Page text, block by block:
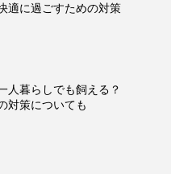
適に過ごすための対策
人暮らしでも飼える？
対策についても